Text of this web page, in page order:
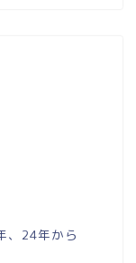
、24年から